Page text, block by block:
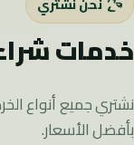
خدمات
نشتري جميع أنواع
بأفضل الأسعار.